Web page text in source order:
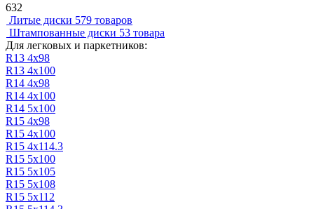
632
Литые диски 579 товаров
Штампованные диски 53 товара
Для легковых и паркетников:
R13 4х98
R13 4х100
R14 4х98
R14 4х100
R14 5х100
R15 4х98
R15 4х100
R15 4х114.3
R15 5х100
R15 5x105
R15 5х108
R15 5х112